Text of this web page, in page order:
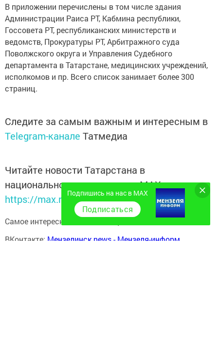
В приложении перечислены в том числе здания
Администрации Раиса РТ, Кабмина республики,
Госсовета РТ, республиканских министерств и
ведомств, Прокуратуры РТ, Арбитражного суда
Поволжского округа и Управления Судебного
департамента в Татарстане, медицинских учреждений,
исполкомов и пр. Всего список занимает более 300
страниц.
Следите за самым важным и интересным в
Telegram-канале Татмедиа
Читайте новости Татарстана в
национальном мессенджере MАХ:
https://max.ru/tatmedia
Самое интересное в наших социальных сетях:
ВКонтакте: Мензелинск news - Мензеля-информ
Подпишись на нас в MAX
Подписаться